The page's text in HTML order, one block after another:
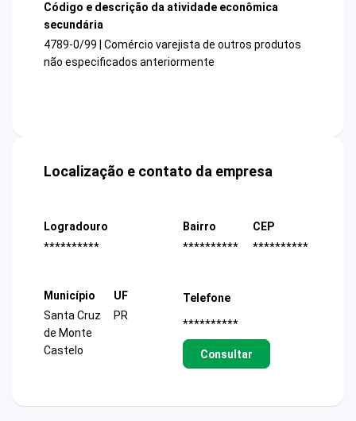
Código e descrição da atividade econômica
secundária
4789-0/99 | Comércio varejista de outros produtos
não especificados anteriormente
Localização e contato da empresa
Logradouro
**********
Bairro
**********
CEP
**********
Município
Santa Cruz
de Monte
Castelo
UF
PR
Telefone
**********
Consultar